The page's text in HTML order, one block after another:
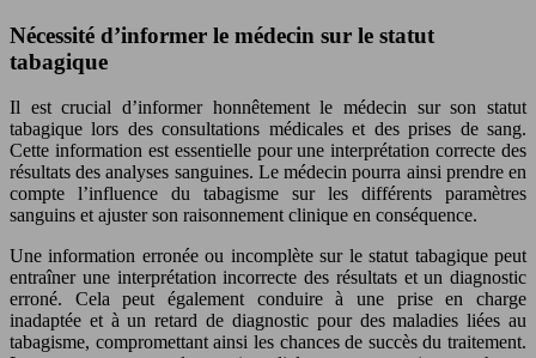
Nécessité d’informer le médecin sur le statut
tabagique
Il est crucial d’informer honnêtement le médecin sur son statut
tabagique lors des consultations médicales et des prises de sang.
Cette information est essentielle pour une interprétation correcte des
résultats des analyses sanguines. Le médecin pourra ainsi prendre en
compte l’influence du tabagisme sur les différents paramètres
sanguins et ajuster son raisonnement clinique en conséquence.
Une information erronée ou incomplète sur le statut tabagique peut
entraîner une interprétation incorrecte des résultats et un diagnostic
erroné. Cela peut également conduire à une prise en charge
inadaptée et à un retard de diagnostic pour des maladies liées au
tabagisme, compromettant ainsi les chances de succès du traitement.